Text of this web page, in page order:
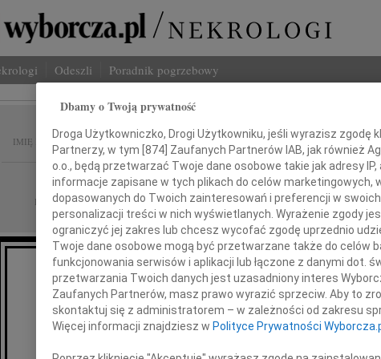
Odeszli Poradnik pogrzebowy
IMIĘ I NAZWISKO: Wiktoria
REGION: Łódź
DATA EMISJI: 15.05.2026
Wyrazy najgłębszego współczucia
oraz szczere słowa wsparcia i otuchy
Dbamy o Twoją prywatność
Droga Użytkowniczko, Drogi Użytkowniku, jeśli wyrazisz zgodę
Partnerzy, w tym [874] Zaufanych Partnerów IAB, jak również
o.o., będą przetwarzać Twoje dane osobowe takie jak adresy
informacje zapisane w tych plikach do celów
dopasowanych do Twoich zainteresowań i preferencji w
personalizacji treści w nich wyświetlanych. Wyrażenie zgody
ograniczyć jej zakres lub chcesz wycofać zgodę uprzednio
Twoje dane osobowe mogą być przetwarzane także do celów
funkcjonowania serwisów i aplikacji lub łączone z danymi dot.
przetwarzania Twoich danych jest uzasadniony interes
Zaufanych Partnerów, masz prawo wyrazić sprzeciw. Aby to
skontaktuj się z administratorem – w zależności od zakresu
Więcej informacji znajdziesz w Polityce Prywatności